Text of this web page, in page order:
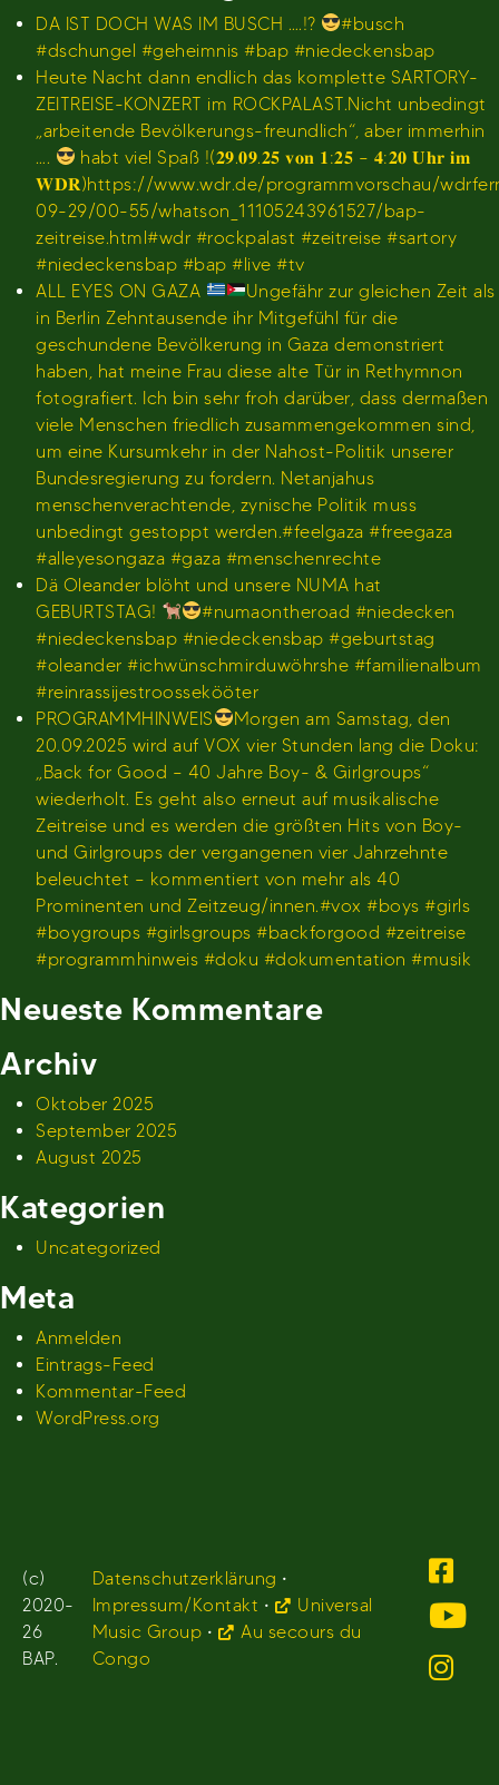
DA IST DOCH WAS IM BUSCH ….!?
#busch
#dschungel #geheimnis #bap #niedeckensbap
Heute Nacht dann endlich das komplette SARTORY-
ZEITREISE-KONZERT im ROCKPALAST.Nicht unbedingt
„arbeitende Bevölkerungs-freundlich“, aber immerhin
….
habt viel Spaß !(𝟐𝟗.𝟎𝟗.𝟐𝟓 𝐯𝐨𝐧 𝟏:𝟐𝟓 – 𝟒:𝟐𝟎 𝐔𝐡𝐫 𝐢𝐦
𝐖𝐃𝐑)https://www.wdr.de/programmvorschau/
09-29/00-55/whatson_11105243961527/bap-
zeitreise.html#wdr #rockpalast #zeitreise #sartory
#niedeckensbap #bap #live #tv
ALL EYES ON GAZA
Ungefähr zur gleichen Zeit als
in Berlin Zehntausende ihr Mitgefühl für die
geschundene Bevölkerung in Gaza demonstriert
haben, hat meine Frau diese alte Tür in Rethymnon
fotografiert. Ich bin sehr froh darüber, dass dermaßen
viele Menschen friedlich zusammengekommen sind,
um eine Kursumkehr in der Nahost-Politik unserer
Bundesregierung zu fordern. Netanjahus
menschenverachtende, zynische Politik muss
unbedingt gestoppt werden.#feelgaza #freegaza
#alleyesongaza #gaza #menschenrechte
Dä Oleander blöht und unsere NUMA hat
GEBURTSTAG!
#numaontheroad #niedecken
#niedeckensbap #niedeckensbap #geburtstag
#oleander #ichwünschmirduwöhrshe #familienalbum
#reinrassijestroossekööter
PROGRAMMHINWEIS
Morgen am Samstag, den
20.09.2025 wird auf VOX vier Stunden lang die Doku:
„Back for Good – 40 Jahre Boy- & Girlgroups“
wiederholt. Es geht also erneut auf musikalische
Zeitreise und es werden die größten Hits von Boy-
und Girlgroups der vergangenen vier Jahrzehnte
beleuchtet – kommentiert von mehr als 40
Prominenten und Zeitzeug/innen.#vox #boys #girls
#boygroups #girlsgroups #backforgood #zeitreise
#programmhinweis #doku #dokumentation #musik
Neueste Kommentare
Archiv
Oktober 2025
September 2025
August 2025
Kategorien
Uncategorized
Meta
Anmelden
Eintrags-Feed
Kommentar-Feed
WordPress.org
(c)
2020-
26
BAP.
Datenschutzerklärung •
Impressum/Kontakt •
Universal
Music Group •
Au secours du
Congo